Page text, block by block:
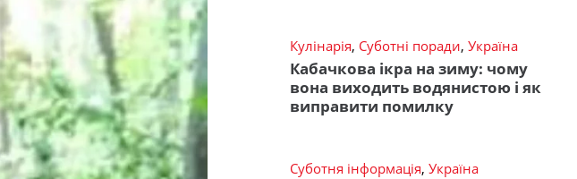
Кулінарія, Суботні поради, Україна
Кабачкова ікра на зиму: чому
вона виходить водянистою і як
виправити помилку
Суботня інформація, Україна